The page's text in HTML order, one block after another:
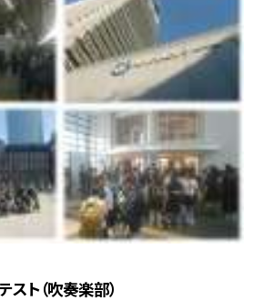
ト（吹奏楽部）